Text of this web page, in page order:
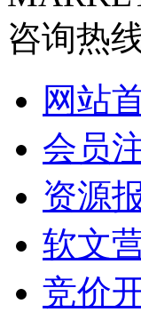
咨询热
网站
会员
资源
软文
竞价